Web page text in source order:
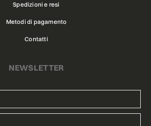
Spedizioni e resi
Metodi di pagamento
Contatti
NEWSLETTER